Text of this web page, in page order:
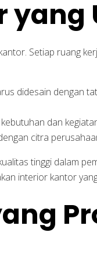
yang
Setiap ruang
didesain dengan
dan
citra
tinggi dalam
interior kantor